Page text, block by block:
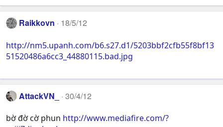
Raikkovn 18/5/12
http://nm5.upanh.com/b6.s27.d1/5203bbf2cfb55f8bf13
51520486a6cc3_44880115.bad.jpg
AttackVN_ 30/4/12
bờ đờ cờ phun http://www.mediafire.com/?